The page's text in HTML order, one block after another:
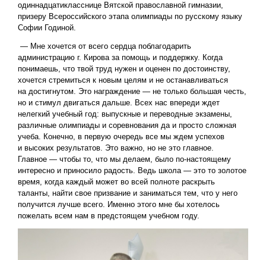
одиннадцатикласснице Вятской православной гимназии,
призеру Всероссийского этапа олимпиады по русскому языку
Софии Годиной.
— Мне хочется от всего сердца поблагодарить
администрацию г. Кирова за помощь и поддержку. Когда
понимаешь, что твой труд нужен и оценен по достоинству,
хочется стремиться к новым целям и не останавливаться
на достигнутом. Это награждение — не только большая честь,
но и стимул двигаться дальше. Всех нас впереди ждет
нелегкий учебный год: выпускные и переводные экзамены,
различные олимпиады и соревнования да и просто сложная
учеба. Конечно, в первую очередь все мы ждем успехов
и высоких результатов. Это важно, но не это главное.
Главное — чтобы то, что мы делаем, было по-настоящему
интересно и приносило радость. Ведь школа — это то золотое
время, когда каждый может во всей полноте раскрыть
таланты, найти свое призвание и заниматься тем, что у него
получится лучше всего. Именно этого мне бы хотелось
пожелать всем нам в предстоящем учебном году.